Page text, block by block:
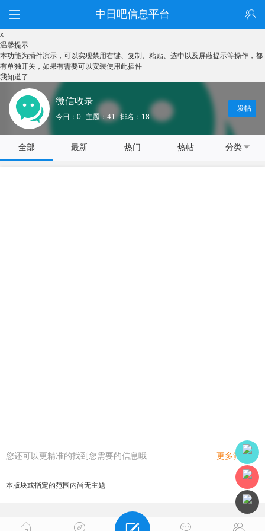
中日吧信息平台
x
温馨提示
本功能为插件演示，可以实现禁用右键、复制、粘贴、选中以及屏蔽提示等操作，都
有单独开关，如果有需要可以安装使用此插件
我知道了
微信收录
今日：0 主题：41 排名：18
+发帖
全部 最新 热门 热帖 分类
您还可以更精准的找到您需要的信息哦 更多筛选
本版块或指定的范围内尚无主题